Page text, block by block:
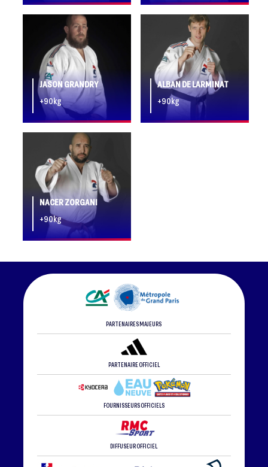
JASON GRANDRY
+90kg
ALBAN DE LARMINAT
+90kg
NACER ZORGANI
+90kg
PARTENAIRES MAJEURS
PARTENAIRE OFFICIEL
FOURNISSEURS OFFICIELS
DIFFUSEUR OFFICIEL